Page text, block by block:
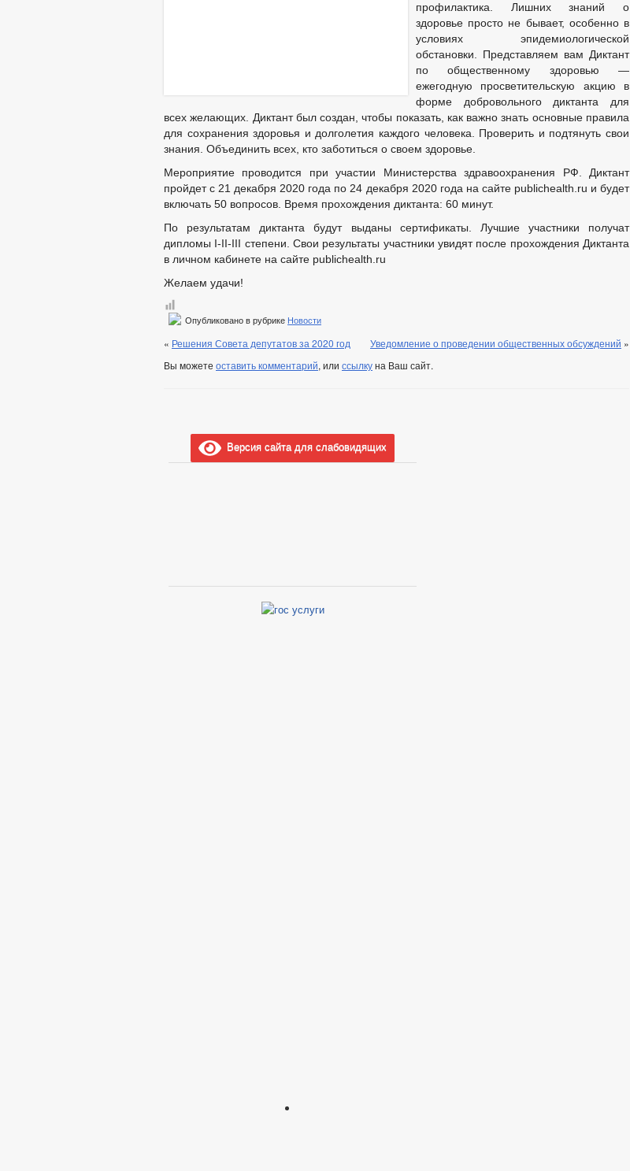
профилактика. Лишних знаний о
здоровье просто не бывает, особенно в
условиях эпидемиологической
обстановки. Представляем вам Диктант
по общественному здоровью —
ежегодную просветительскую акцию в
форме добровольного диктанта для
всех желающих. Диктант был создан, чтобы показать, как важно знать основные правила
для сохранения здоровья и долголетия каждого человека. Проверить и подтянуть свои
знания. Объединить всех, кто заботиться о своем здоровье.
Мероприятие проводится при участии Министерства здравоохранения РФ. Диктант
пройдет с 21 декабря 2020 года по 24 декабря 2020 года на сайте publichealth.ru и будет
включать 50 вопросов. Время прохождения диктанта: 60 минут.
По результатам диктанта будут выданы сертификаты. Лучшие участники получат
дипломы I-II-III степени. Свои результаты участники увидят после прохождения Диктанта
в личном кабинете на сайте publichealth.ru
Желаем удачи!
Опубликовано в рубрике Новости
« Решения Совета депутатов за 2020 год Уведомление о проведении общественных обсуждений »
Вы можете оставить комментарий, или ссылкуна Ваш сайт.
Версия сайта для слабовидящих